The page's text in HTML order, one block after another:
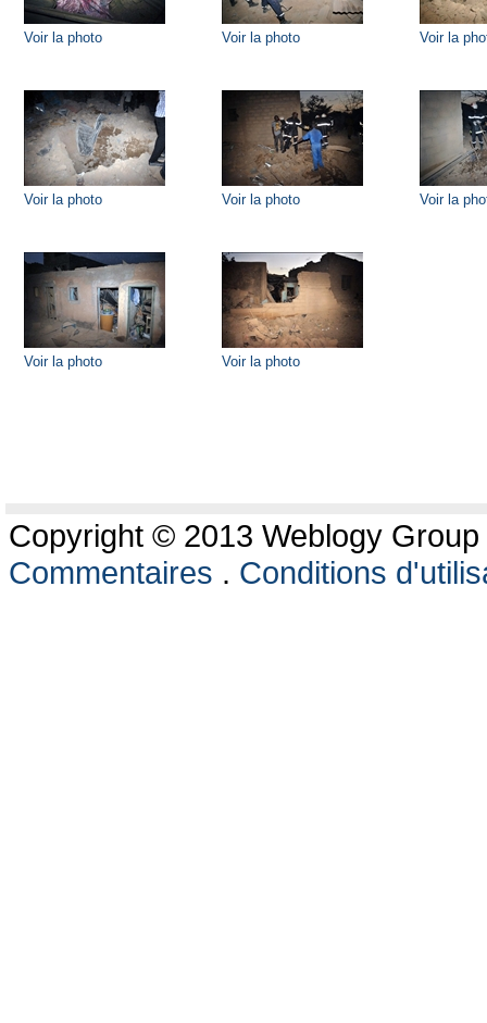
Voir la photo Voir la photo Voir la
Voir la photo Voir la photo Voir la
Voir la photo Voir la photo
Copyright © 2013 Weblogy
Commentaires . Conditions